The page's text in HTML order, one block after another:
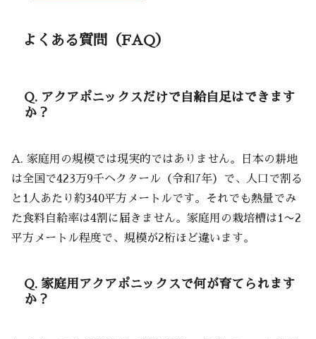
よくある質問（FAQ）
Q. アクアポニックスだけで自給自足はできます
か？
A. 家庭用の規模では現実的ではありません。日本の耕地
は全国で423万9千ヘクタール（令和7年）で、人口で割る
と1人あたり約340平方メートルです。それでも熱量でみ
た食料自給率は4割に届きません。家庭用の栽培槽は1〜2
平方メートル程度で、規模が2桁ほど違います。
Q. 家庭用アクアポニックスで何が育てられます
か？